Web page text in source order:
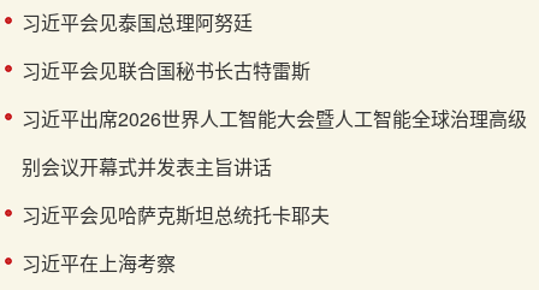
习近平会见泰国总理阿努廷
习近平会见联合国秘书长古特雷斯
习近平出席2026世界人工智能大会暨人工智能全球治理高级
别会议开幕式并发表主旨讲话
习近平会见哈萨克斯坦总统托卡耶夫
习近平在上海考察